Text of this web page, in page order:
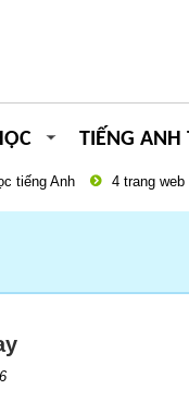
TIẾNG ANH
tiếng Anh 4 trang